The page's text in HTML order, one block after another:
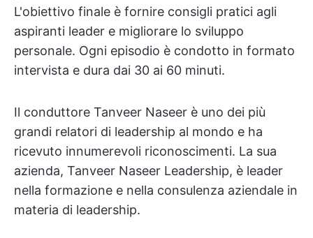
L'obiettivo finale è fornire consigli pratici agli
aspiranti leader e migliorare lo sviluppo
personale. Ogni episodio è condotto in formato
intervista e dura dai 30 ai 60 minuti.
Il conduttore Tanveer Naseer è uno dei più
grandi relatori di leadership al mondo e ha
ricevuto innumerevoli riconoscimenti. La sua
azienda, Tanveer Naseer Leadership, è leader
nella formazione e nella consulenza aziendale in
materia di leadership.